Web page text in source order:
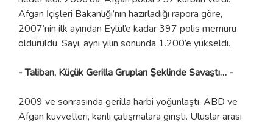
Afgan İçişleri Bakanlığı’nın hazırladığı rapora göre,
2007’nin ilk ayından Eylül’e kadar 397 polis memuru
öldürüldü. Sayı, aynı yılın sonunda 1.200’e yükseldi.
- Taliban, Küçük Gerilla Grupları Şeklinde Savaştı… -
2009 ve sonrasında gerilla harbi yoğunlaştı. ABD ve
Afgan kuvvetleri, kanlı çatışmalara girişti. Uluslar arası